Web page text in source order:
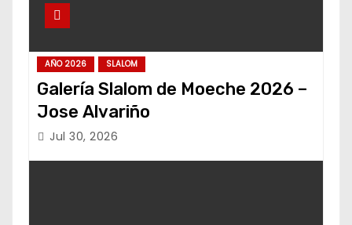
AÑO 2026 SLALOM
Galería Slalom de Moeche 2026 –
Jose Alvariño
Jul 30, 2026